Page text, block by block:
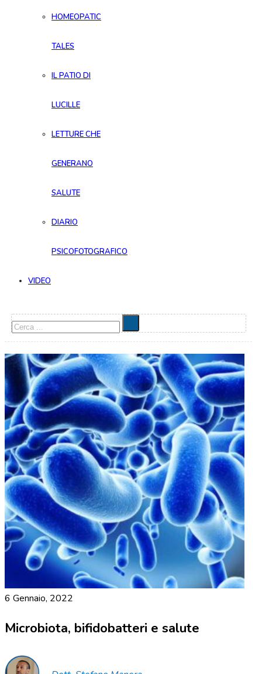
HOMEOPATIC
TALES
IL PATIO DI
LUCILLE
LETTURE CHE
GENERANO
SALUTE
DIARIO
PSICOFOTOGRAFICO
VIDEO
Cerca
6 Gennaio, 2022
Microbiota, bifidobatteri e salute